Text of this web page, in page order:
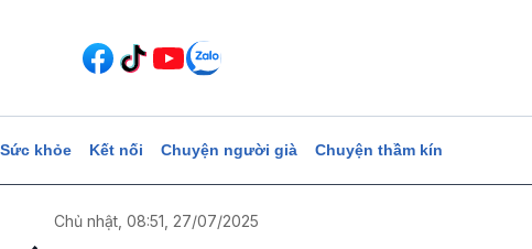
Sức khỏe Kết nối Chuyện người già Chuyện thầm kín
Chủ nhật, 08:51, 27/07/2025